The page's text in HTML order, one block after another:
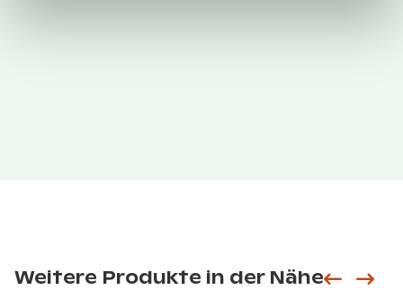
Weitere Produkte in der Nähe Siirry